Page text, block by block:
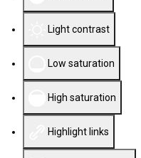
Light contrast
Low saturation
High saturation
Highlight links